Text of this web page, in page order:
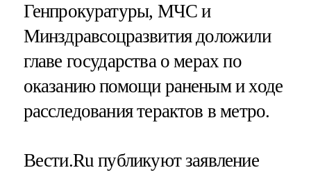
Генпрокуратуры, МЧС и
Минздравсоцразвития доложили
главе государства о мерах по
оказанию помощи раненым и ходе
расследования терактов в метро.
Вести.Ru публикуют заявление